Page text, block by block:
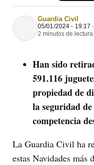
Guardia Civil
05/01/2024 - 19:17 ·
2 minutos de lectura
Han sido
591.116
propiedad de
la seguridad
competencia
La Guardia Civil ha
estas Navidades